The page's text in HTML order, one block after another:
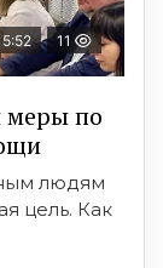
11
меры по
людям
цель. Как